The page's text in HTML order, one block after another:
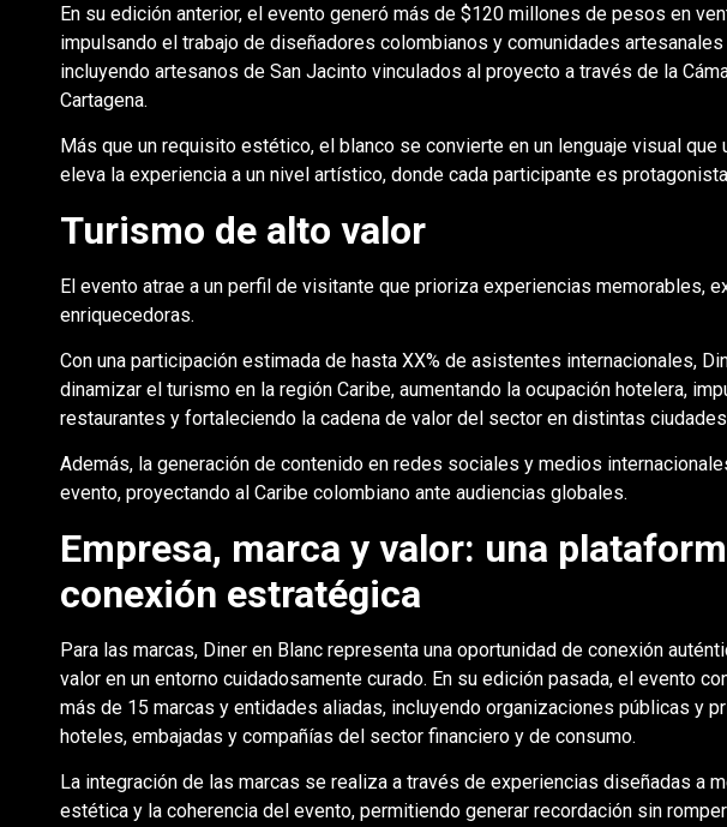
En su edición anterior, el evento generó más de $120 millones de pesos en
impulsando el trabajo de diseñadores colombianos y comunidades artesanales
incluyendo artesanos de San Jacinto vinculados al proyecto a través de la
Cartagena.
Más que un requisito estético, el blanco se convierte en un lenguaje visual
eleva la experiencia a un nivel artístico, donde cada participante es
Turismo de alto valor
El evento atrae a un perfil de visitante que prioriza experiencias memorables,
enriquecedoras.
Con una participación estimada de hasta XX% de asistentes internacionales,
dinamizar el turismo en la región Caribe, aumentando la ocupación hotelera,
restaurantes y fortaleciendo la cadena de valor del sector en distintas
Además, la generación de contenido en redes sociales y medios
evento, proyectando al Caribe colombiano ante audiencias globales.
Empresa, marca y valor: una
conexión estratégica
Para las marcas, Diner en Blanc representa una oportunidad de conexión
valor en un entorno cuidadosamente curado. En su edición pasada, el evento
más de 15 marcas y entidades aliadas, incluyendo organizaciones públicas y
hoteles, embajadas y compañías del sector financiero y de consumo.
La integración de las marcas se realiza a través de experiencias diseñadas a
estética y la coherencia del evento, permitiendo generar recordación sin